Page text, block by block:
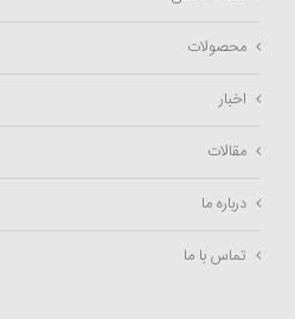
محصولات
اخبار
مقالات
درباره ما
تماس با ما